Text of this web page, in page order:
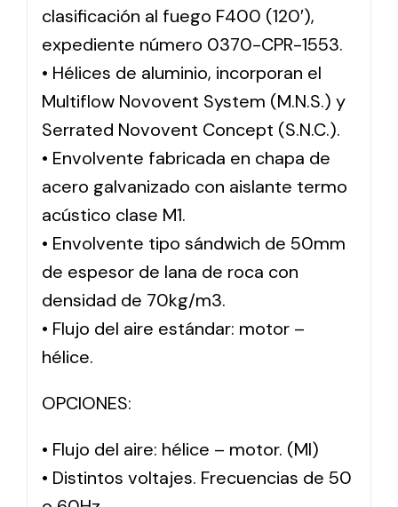
clasificación al fuego F400 (120′),
expediente número 0370-CPR-1553.
• Hélices de aluminio, incorporan el
Multiflow Novovent System (M.N.S.) y
Serrated Novovent Concept (S.N.C.).
• Envolvente fabricada en chapa de
acero galvanizado con aislante termo
acústico clase M1.
• Envolvente tipo sándwich de 50mm
de espesor de lana de roca con
densidad de 70kg/m3.
• Flujo del aire estándar: motor –
hélice.
OPCIONES:
• Flujo del aire: hélice – motor. (MI)
• Distintos voltajes. Frecuencias de 50